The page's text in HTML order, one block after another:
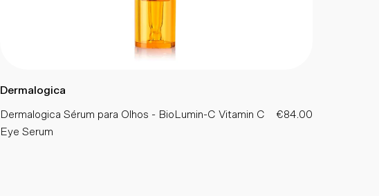
Dermalogica
Dermalogica Sérum para Olhos - BioLumin-C Vitamin C
Eye Serum
€84.00